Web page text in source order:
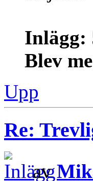
Inlägg:
Blev
Upp
Re:
av